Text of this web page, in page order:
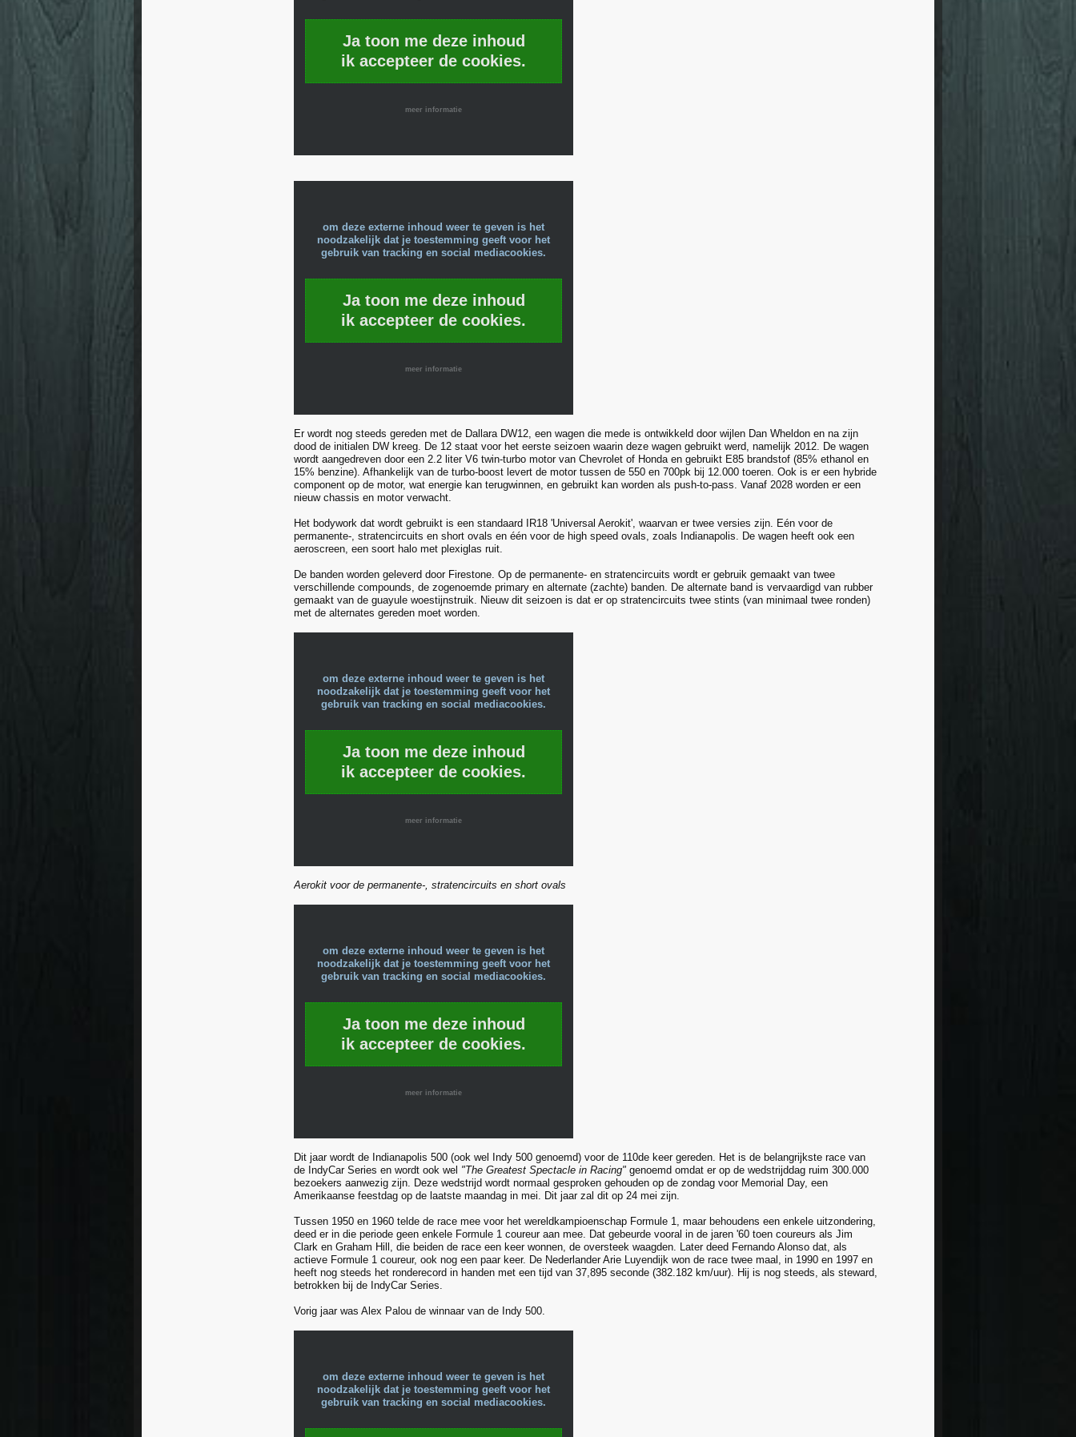
Ja toon me deze inhoud
ik accepteer de cookies.
meer informatie
om deze externe inhoud weer te geven is het
noodzakelijk dat je toestemming geeft voor het
gebruik van tracking en social mediacookies.
Ja toon me deze inhoud
ik accepteer de cookies.
meer informatie
Er wordt nog steeds gereden met de Dallara DW12, een wagen die mede is ontwikkeld door wijlen Dan Wheldon en na zijn
dood de initialen DW kreeg. De 12 staat voor het eerste seizoen waarin deze wagen gebruikt werd, namelijk 2012. De wagen
wordt aangedreven door een 2.2 liter V6 twin-turbo motor van Chevrolet of Honda en gebruikt E85 brandstof (85% ethanol en
15% benzine). Afhankelijk van de turbo-boost levert de motor tussen de 550 en 700pk bij 12.000 toeren. Ook is er een hybride
component op de motor, wat energie kan terugwinnen, en gebruikt kan worden als push-to-pass. Vanaf 2028 worden er een
nieuw chassis en motor verwacht.
Het bodywork dat wordt gebruikt is een standaard IR18 'Universal Aerokit', waarvan er twee versies zijn. Eén voor de
permanente-, stratencircuits en short ovals en één voor de high speed ovals, zoals Indianapolis. De wagen heeft ook een
aeroscreen, een soort halo met plexiglas ruit.
De banden worden geleverd door Firestone. Op de permanente- en stratencircuits wordt er gebruik gemaakt van twee
verschillende compounds, de zogenoemde primary en alternate (zachte) banden. De alternate band is vervaardigd van rubber
gemaakt van de guayule woestijnstruik. Nieuw dit seizoen is dat er op stratencircuits twee stints (van minimaal twee ronden)
met de alternates gereden moet worden.
om deze externe inhoud weer te geven is het
noodzakelijk dat je toestemming geeft voor het
gebruik van tracking en social mediacookies.
Ja toon me deze inhoud
ik accepteer de cookies.
meer informatie
Aerokit voor de permanente-, stratencircuits en short ovals
om deze externe inhoud weer te geven is het
noodzakelijk dat je toestemming geeft voor het
gebruik van tracking en social mediacookies.
Ja toon me deze inhoud
ik accepteer de cookies.
meer informatie
Dit jaar wordt de Indianapolis 500 (ook wel Indy 500 genoemd) voor de 110de keer gereden. Het is de belangrijkste race van
de IndyCar Series en wordt ook wel "The Greatest Spectacle in Racing" genoemd omdat er op de wedstrijddag ruim 300.000
bezoekers aanwezig zijn. Deze wedstrijd wordt normaal gesproken gehouden op de zondag voor Memorial Day, een
Amerikaanse feestdag op de laatste maandag in mei. Dit jaar zal dit op 24 mei zijn.
Tussen 1950 en 1960 telde de race mee voor het wereldkampioenschap Formule 1, maar behoudens een enkele uitzondering,
deed er in die periode geen enkele Formule 1 coureur aan mee. Dat gebeurde vooral in de jaren '60 toen coureurs als Jim
Clark en Graham Hill, die beiden de race een keer wonnen, de oversteek waagden. Later deed Fernando Alonso dat, als
actieve Formule 1 coureur, ook nog een paar keer. De Nederlander Arie Luyendijk won de race twee maal, in 1990 en 1997 en
heeft nog steeds het ronderecord in handen met een tijd van 37,895 seconde (382.182 km/uur). Hij is nog steeds, als steward,
betrokken bij de IndyCar Series.
Vorig jaar was Alex Palou de winnaar van de Indy 500.
om deze externe inhoud weer te geven is het
noodzakelijk dat je toestemming geeft voor het
gebruik van tracking en social mediacookies.